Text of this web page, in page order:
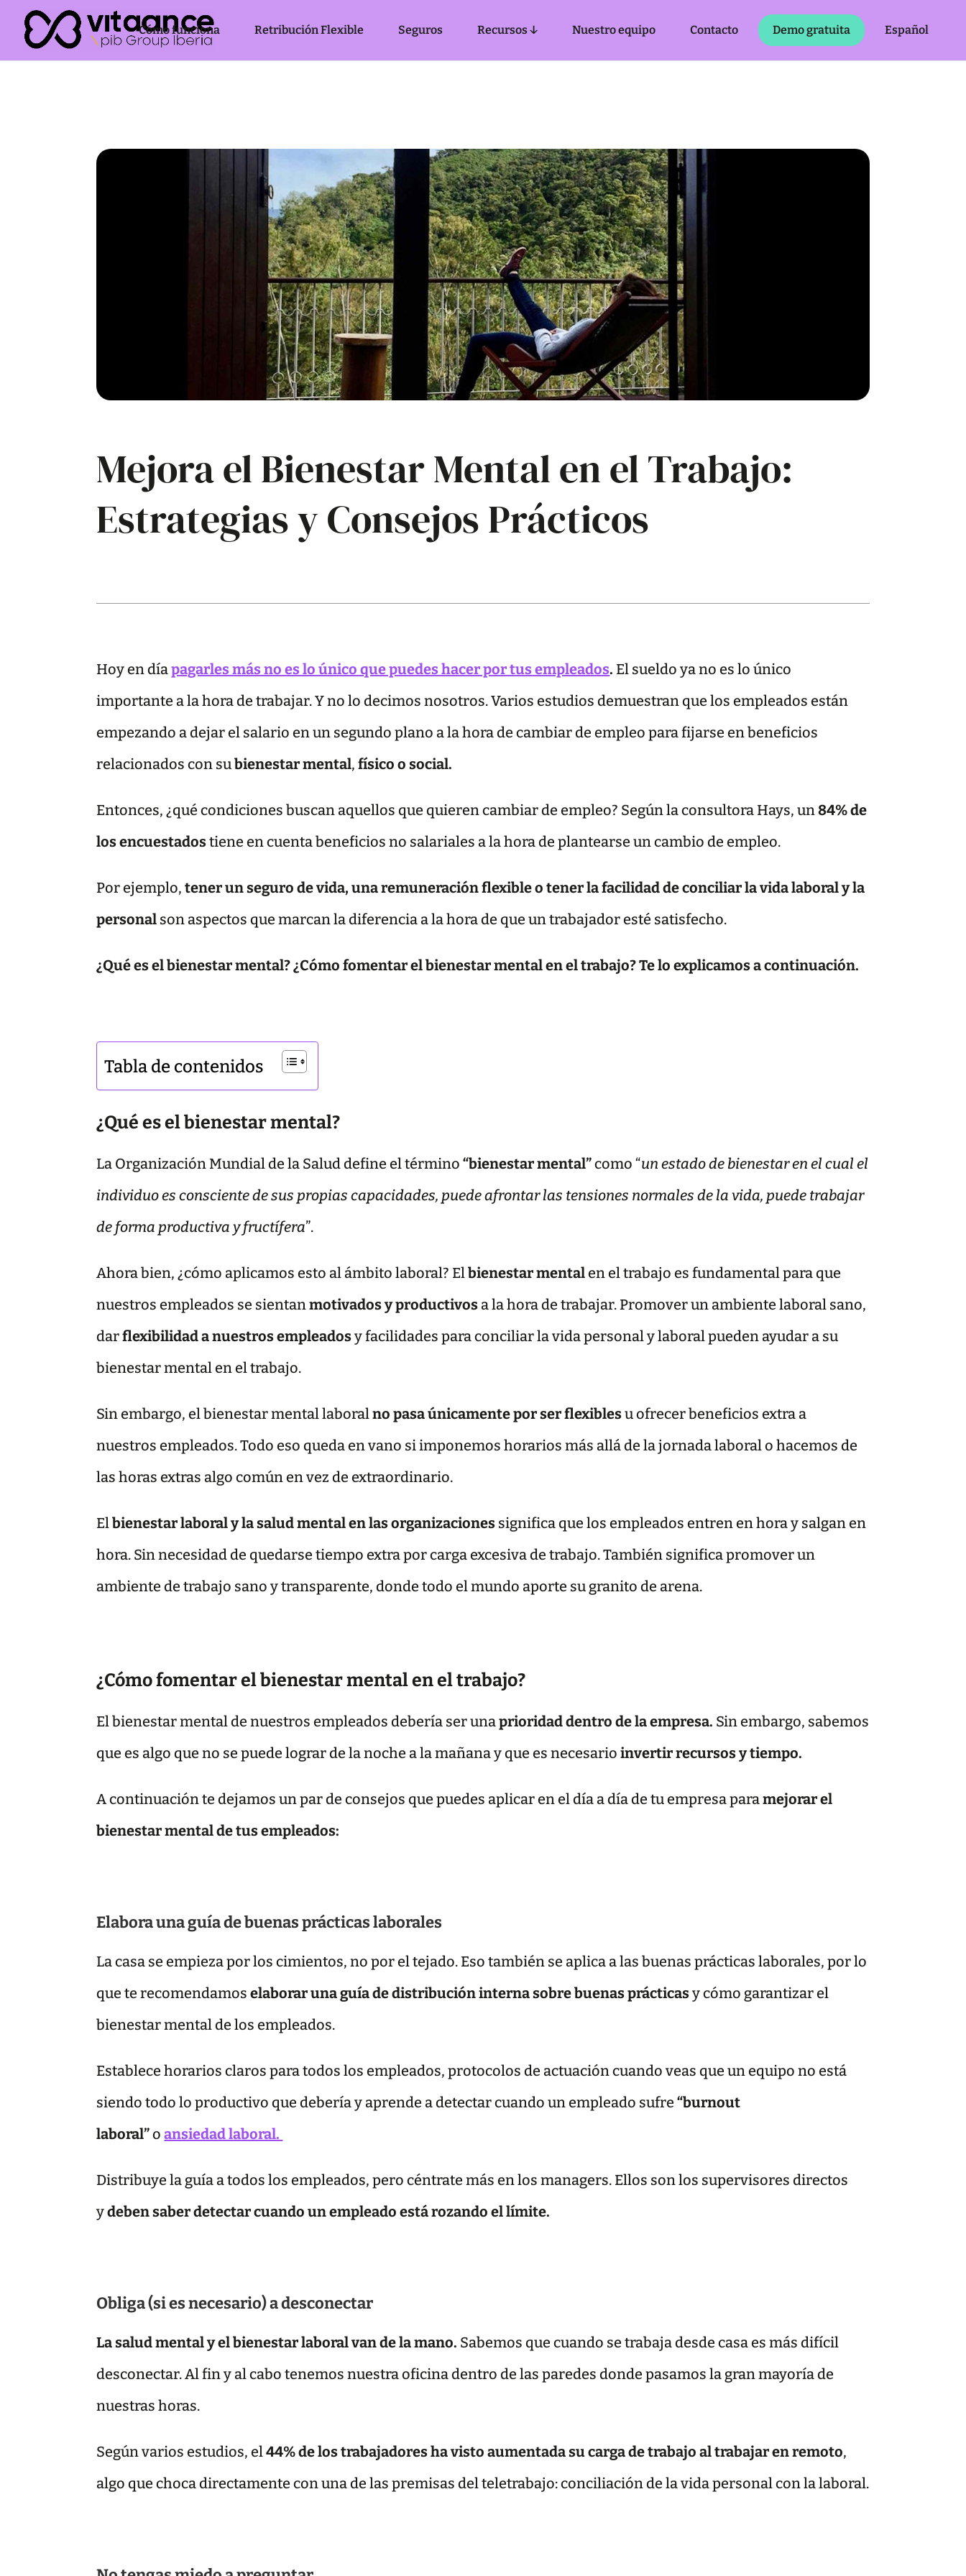
Cómo funciona Retribución Flexible Seguros Recursos ↓ Nuestro equipo Contacto Demo gratuita Español
Mejora el Bienestar Mental en el Trabajo:
Estrategias y Consejos Prácticos
Hoy en díapagarles más no es lo único que puedes hacer por tus empleados. El sueldo ya no es lo único
importante a la hora de trabajar. Y no lo decimos nosotros. Varios estudios demuestran que los empleados están
empezando a dejar el salario en un segundo plano a la hora de cambiar de empleo para fijarse en beneficios
relacionados con subienestar mental, físico o social.
Entonces, ¿qué condiciones buscan aquellos que quieren cambiar de empleo? Según la consultora Hays, un84% de
los encuestadostiene en cuenta beneficios no salariales a la hora de plantearse un cambio de empleo.
Por ejemplo, tener un seguro de vida, una remuneración flexible o tener la facilidad de conciliar la vida laboral y la
personal son aspectos que marcan la diferencia a la hora de que un trabajador esté satisfecho.
¿Qué es el bienestar mental? ¿Cómo fomentar el bienestar mental en el trabajo? Te lo explicamos a continuación.
Tabla de contenidos
¿Qué es el bienestar mental?
La Organización Mundial de la Salud define el término “bienestar mental”como “un estado de bienestar en el cual el
individuo es consciente de sus propias capacidades, puede afrontar las tensiones normales de la vida, puede trabajar
de forma productiva y fructífera”.
Ahora bien, ¿cómo aplicamos esto al ámbito laboral? Elbienestar mentalen el trabajo es fundamental para que
nuestros empleados se sientanmotivados y productivos a la hora de trabajar. Promover un ambiente laboral sano,
darflexibilidad a nuestros empleadosy facilidades para conciliar la vida personal y laboral pueden ayudar a su
bienestar mental en el trabajo.
Sin embargo, el bienestar mental laboralno pasa únicamente por ser flexiblesu ofrecer beneficios extra a
nuestros empleados. Todo eso queda en vano si imponemos horarios más allá de la jornada laboral o hacemos de
las horas extras algo común en vez de extraordinario.
Elbienestar laboral y la salud mental en las organizaciones significa que los empleados entren en hora y salgan en
hora. Sin necesidad de quedarse tiempo extra por carga excesiva de trabajo. También significa promover un
ambiente de trabajo sano y transparente, donde todo el mundo aporte su granito de arena.
¿Cómo fomentar el bienestar mental en el trabajo?
El bienestar mental de nuestros empleados debería ser unaprioridad dentro de la empresa. Sin embargo, sabemos
que es algo que no se puede lograr de la noche a la mañana y que es necesario invertir recursos y tiempo.
A continuación te dejamos un par de consejos que puedes aplicar en el día a día de tu empresa paramejorar el
bienestar mental de tus empleados:
Elabora una guía de buenas prácticas laborales
La casa se empieza por los cimientos, no por el tejado. Eso también se aplica a las buenas prácticas laborales, por lo
que te recomendamos elaborar una guía de distribución interna sobre buenas prácticasy cómo garantizar el
bienestar mental de los empleados.
Establece horarios claros para todos los empleados, protocolos de actuación cuando veas que un equipo no está
siendo todo lo productivo que debería y aprende a detectar cuando un empleado sufre “burnout
laboral”o ansiedad laboral.
Distribuye la guía a todos los empleados, pero céntrate más en los managers. Ellos son los supervisores directos
ydeben saber detectar cuando un empleado está rozando el límite.
Obliga (si es necesario) a desconectar
La salud mental y el bienestar laboral van de la mano. Sabemos que cuando se trabaja desde casa es más difícil
desconectar. Al fin y al cabo tenemos nuestra oficina dentro de las paredes donde pasamos la gran mayoría de
nuestras horas.
Según varios estudios, el44% de los trabajadores ha visto aumentada su carga de trabajo al trabajar en remoto,
algo que choca directamente con una de las premisas del teletrabajo: conciliación de la vida personal con la laboral.